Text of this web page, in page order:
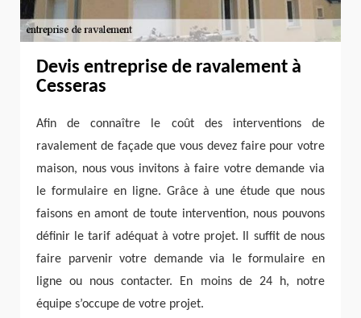
Devis entreprise de ravalement à
Cesseras
Afin de connaître le coût des interventions de
ravalement de façade que vous devez faire pour votre
maison, nous vous invitons à faire votre demande via
le formulaire en ligne. Grâce à une étude que nous
faisons en amont de toute intervention, nous pouvons
définir le tarif adéquat à votre projet. Il suffit de nous
faire parvenir votre demande via le formulaire en
ligne ou nous contacter. En moins de 24 h, notre
équipe s’occupe de votre projet.